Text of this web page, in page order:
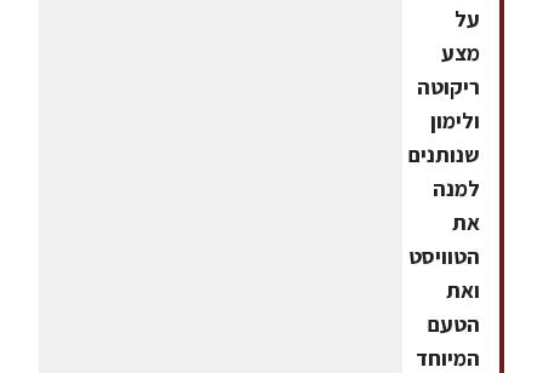
על
מצע
ריקוטה
ולימון
שנותנים
למנה
את
הטוויסט
ואת
הטעם
המיוחד